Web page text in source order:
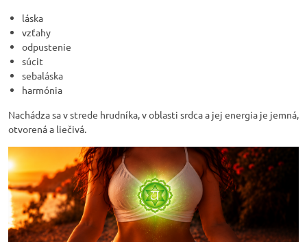
láska
vzťahy
odpustenie
súcit
sebaláska
harmónia
Nachádza sa v strede hrudníka, v oblasti srdca a jej energia je jemná,
otvorená a liečivá.